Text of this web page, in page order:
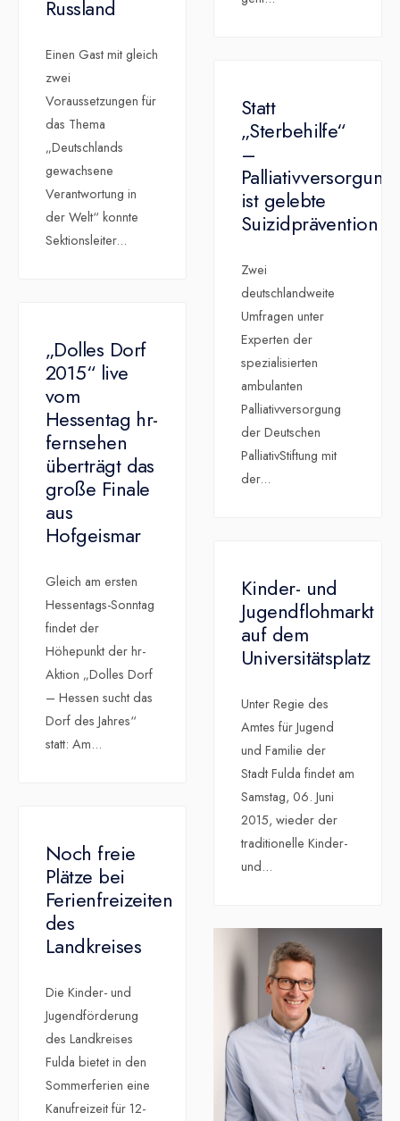
Russland
Einen Gast mit gleich
zwei
Voraussetzungen für
das Thema
„Deutschlands
gewachsene
Verantwortung in
der Welt“ konnte
Sektionsleiter...
Statt
„Sterbehilfe“
–
Palliativversorgung
ist gelebte
Suizidprävention
Zwei
deutschlandweite
Umfragen unter
Experten der
spezialisierten
ambulanten
Palliativversorgung
der Deutschen
PalliativStiftung mit
der...
„Dolles Dorf
2015“ live
vom
Hessentag hr-
fernsehen
überträgt das
große Finale
aus
Hofgeismar
Gleich am ersten
Hessentags-Sonntag
findet der
Höhepunkt der hr-
Aktion „Dolles Dorf
– Hessen sucht das
Dorf des Jahres“
statt: Am...
Kinder- und
Jugendflohmarkt
auf dem
Universitätsplatz
Unter Regie des
Amtes für Jugend
und Familie der
Stadt Fulda findet am
Samstag, 06. Juni
2015, wieder der
traditionelle Kinder-
und...
Noch freie
Plätze bei
Ferienfreizeiten
des
Landkreises
Die Kinder- und
Jugendförderung
des Landkreises
Fulda bietet in den
Sommerferien eine
Kanufreizeit für 12-